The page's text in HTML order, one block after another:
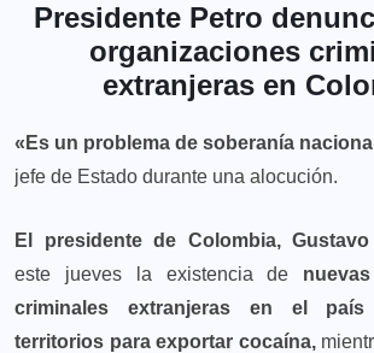
Presidente Petro
organizaciones
extranjeras en
«Es un problema de soberanía
jefe de Estado durante una alocución.
El presidente de Colombia,
este jueves la existencia de
criminales extranjeras
en el país
territorios para exportar cocaína,